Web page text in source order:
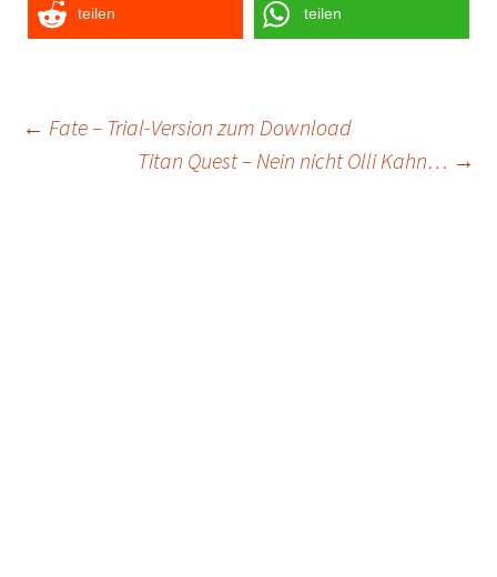
teilen teilen
Post
← Fate – Trial-Version zum Download
Titan Quest – Nein nicht Olli Kahn… →